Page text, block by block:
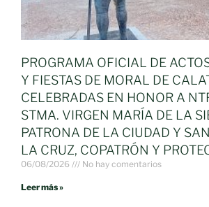
PROGRAMA OFICIAL DE
Y FIESTAS DE MORAL DE
CELEBRADAS EN HONOR A
STMA. VIRGEN MARÍA DE LA
PATRONA DE LA CIUDAD Y
LA CRUZ, COPATRÓN Y
06/08/2026 No hay comentarios
Leer más »